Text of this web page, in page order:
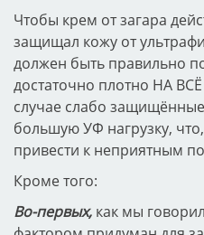
Чтобы крем от загара
защищал кожу от
должен быть правильно
достаточно плотно НА
случае слабо
большую УФ нагрузку,
привести к неприятным
Кроме того:
Во-первых, как мы